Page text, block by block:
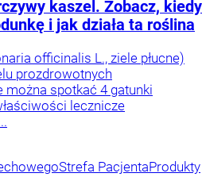
kaszel. Zobacz, kiedy
i jak działa ta roślina
officinalis L., ziele płucne)
prozdrowotnych
można spotkać 4 gatunki
lecznicze
Strefa PacjentaProdukty